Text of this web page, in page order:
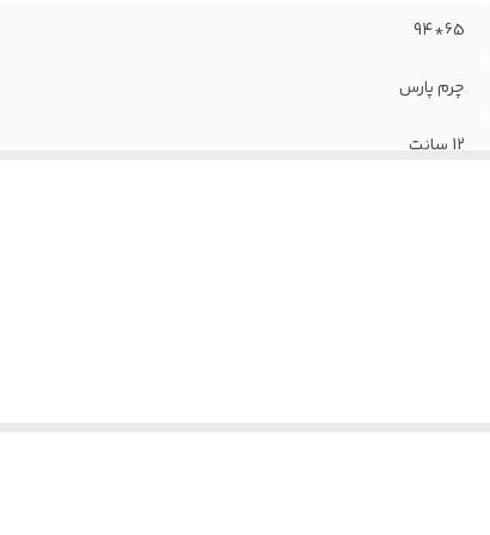
65*94
چرم پارس
12 سانت